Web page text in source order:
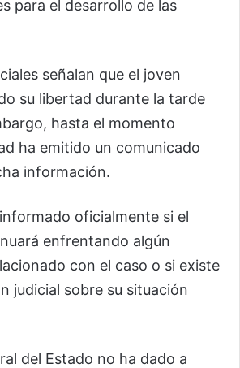
para el desarrollo de las
señalan que el joven
su libertad durante la tarde
hasta el momento
ha emitido un comunicado
información.
oficialmente si el
enfrentando algún
con el caso o si existe
judicial sobre su situación
del Estado no ha dado a